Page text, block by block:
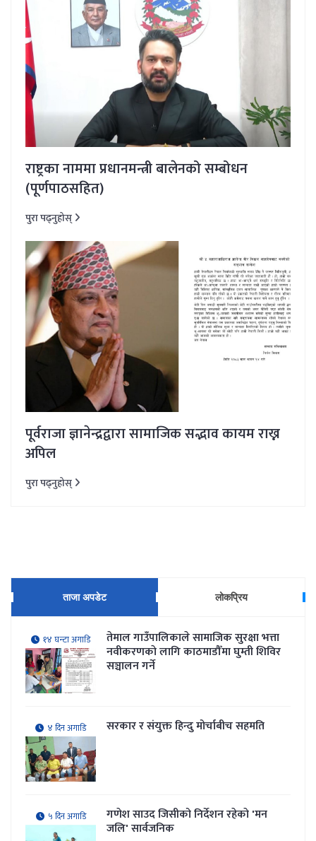
राष्ट्रका नाममा प्रधानमन्त्री बालेनको सम्बोधन
(पूर्णपाठसहित)
पुरा पढ्नुहोस्
पूर्वराजा ज्ञानेन्द्रद्वारा सामाजिक सद्भाव कायम राख्न
अपिल
पुरा पढ्नुहोस्
ताजा अपडेट लोकप्रिय
१४ घन्टा अगाडि तेमाल गाउँपालिकाले सामाजिक सुरक्षा भत्ता
नवीकरणकाे लागि काठमाडौँमा घुम्ती शिविर
सञ्चालन गर्ने
४ दिन अगाडि सरकार र संयुक्त हिन्दु मोर्चाबीच सहमति
५ दिन अगाडि गणेश साउद जिसीको निर्देशन रहेकाे 'मन
जलि' सार्वजनिक